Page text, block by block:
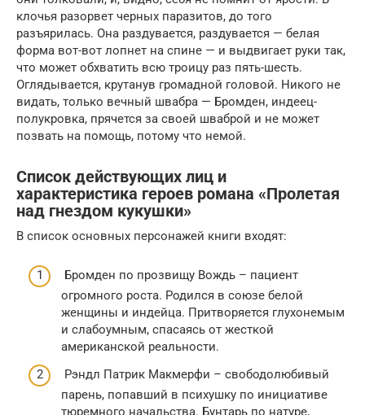
клочья разорвет черных паразитов, до того
разъярилась. Она раздувается, раздувается — белая
форма вот-вот лопнет на спине — и выдвигает руки так,
что может обхватить всю троицу раз пять-шесть.
Оглядывается, крутанув громадной головой. Никого не
видать, только вечный швабра — Бромден, индеец-
полукровка, прячется за своей шваброй и не может
позвать на помощь, потому что немой.
Список действующих лиц и
характеристика героев романа «Пролетая
над гнездом кукушки»
В список основных персонажей книги входят:
Бромден по прозвищу Вождь – пациент
огромного роста. Родился в союзе белой
женщины и индейца. Притворяется глухонемым
и слабоумным, спасаясь от жесткой
американской реальности.
Рэндл Патрик Макмерфи – свободолюбивый
парень, попавший в психушку по инициативе
тюремного начальства. Бунтарь по натуре,